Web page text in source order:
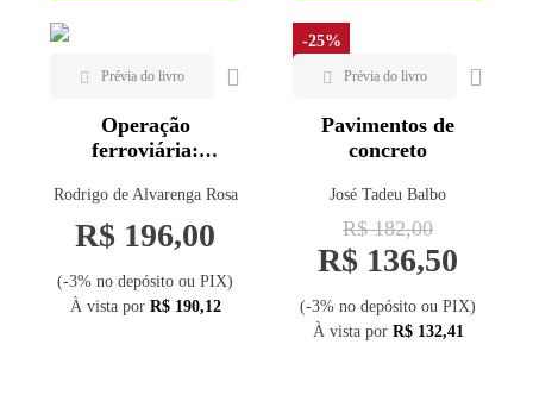
Operação
ferroviária:
dimensionamento e
acompanhamento
Rodrigo de Alvarenga Rosa
R$ 196,00
(-3% no depósito ou PIX)
À vista por R$ 190,12
-25%
Pavimentos de
concreto
José Tadeu Balbo
R$ 182,00
R$ 136,50
(-3% no depósito ou PIX)
À vista por R$ 132,41